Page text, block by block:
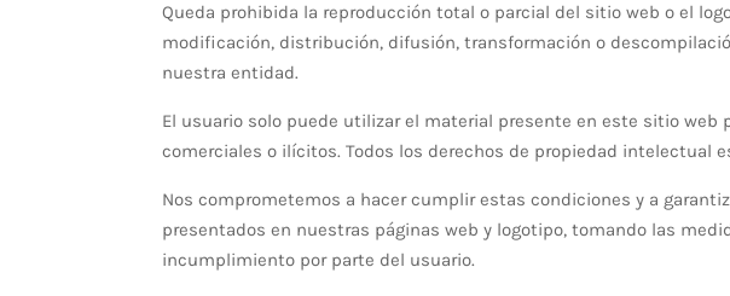
Queda prohibida la reproducción total o parcial del sitio web o el
modificación, distribución, difusión, transformación o
nuestra entidad.
El usuario solo puede utilizar el material presente en este sitio web
comerciales o ilícitos. Todos los derechos de propiedad intelectual
Nos comprometemos a hacer cumplir estas condiciones y a
presentados en nuestras páginas web y logotipo, tomando las
incumplimiento por parte del usuario.